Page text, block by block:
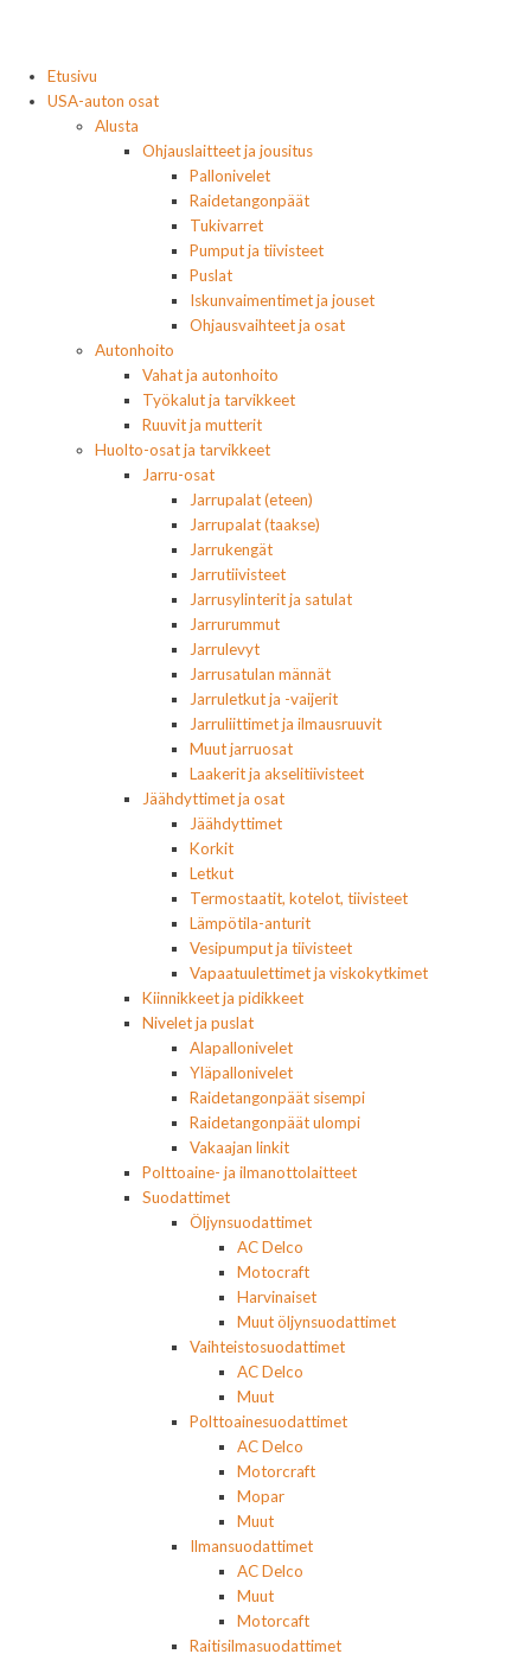
Etusivu
USA-auton osat
Alusta
Ohjauslaitteet ja jousitus
Pallonivelet
Raidetangonpäät
Tukivarret
Pumput ja tiivisteet
Puslat
Iskunvaimentimet ja jouset
Ohjausvaihteet ja osat
Autonhoito
Vahat ja autonhoito
Työkalut ja tarvikkeet
Ruuvit ja mutterit
Huolto-osat ja tarvikkeet
Jarru-osat
Jarrupalat (eteen)
Jarrupalat (taakse)
Jarrukengät
Jarrutiivisteet
Jarrusylinterit ja satulat
Jarrurummut
Jarrulevyt
Jarrusatulan männät
Jarruletkut ja -vaijerit
Jarruliittimet ja ilmausruuvit
Muut jarruosat
Laakerit ja akselitiivisteet
Jäähdyttimet ja osat
Jäähdyttimet
Korkit
Letkut
Termostaatit, kotelot, tiivisteet
Lämpötila-anturit
Vesipumput ja tiivisteet
Vapaatuulettimet ja viskokytkimet
Kiinnikkeet ja pidikkeet
Nivelet ja puslat
Alapallonivelet
Yläpallonivelet
Raidetangonpäät sisempi
Raidetangonpäät ulompi
Vakaajan linkit
Polttoaine- ja ilmanottolaitteet
Suodattimet
Öljynsuodattimet
AC Delco
Motocraft
Harvinaiset
Muut öljynsuodattimet
Vaihteistosuodattimet
AC Delco
Muut
Polttoainesuodattimet
AC Delco
Motorcraft
Mopar
Muut
Ilmansuodattimet
AC Delco
Muut
Motorcaft
Raitisilmasuodattimet